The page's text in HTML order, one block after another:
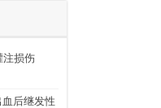
注损伤
后继发性